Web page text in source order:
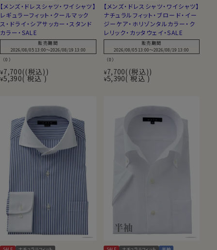
【メンズ・ドレスシャツ・ワイシャツ】
レギュラーフィット・クールマック
ス・ドライ・シアサッカー・スタンド
カラー・SALE
販売期間
2026/08/05 13:00〜2026/08/19 13:00
（0）
¥7,700 (税込)
¥5,390 税込
【メンズ・ドレスシャツ・ワイシャツ】
ナチュラルフィット・ブロード・イー
ジーケア・ホリゾンタルカラー・ク
レリック・カッタウェイ・SALE
販売期間
2026/08/05 13:00〜2026/08/19 13:00
（0）
¥7,700 (税込)
¥5,390 税込